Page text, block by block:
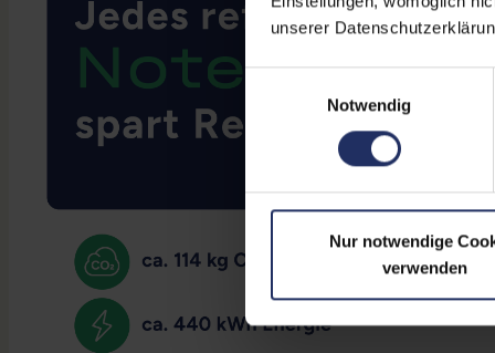
unserer
Notwendig
Nur notwendige
verwenden